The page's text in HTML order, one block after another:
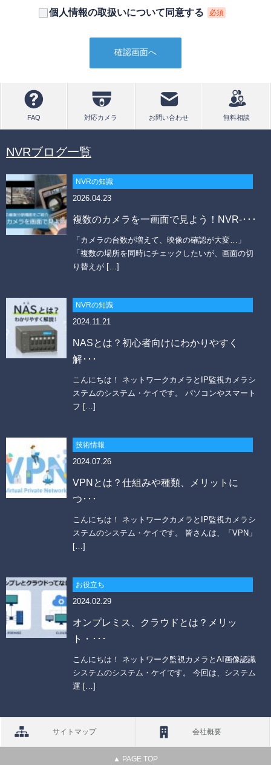
① 本人の同意がある場合
③ 個人情報の保護に関する法律及びJISQ：15001によって認められて
当社は、利用目的の達成に必要な範囲内において個人情報の取扱いを第
三者に委託する場合があります。この場合、法令及び当社の基準に従っ
て委託先を選定し、機密保持契約を締結します。委託先に対しては個人
情報の適切な取扱いを監督指導します。
【個人情報の開示等の請求について】
加、削除」「利用又は提供の拒否」の請求に応じております。
上記事項を請求される場合は、当社「個人情報窓口」までお知らせくだ
さい。
【個人情報提供の任意性及びその結果について】
当社への個人情報の提供については本人の任意です。ただし、提供頂け
ない個人情報の種類によっては、【個人情報の利用目的】に記載した業
務ができない場合があります。
「開示等のご請求」「苦情・お問合せ」「個人情報保護方針」に関する
お問合せは下記の窓口にお願いします。
－個人情報に関するお問合せ先－
〒060-0807 北海道札幌市北区北7条西4丁目1番地2 KDX札幌ビル 7F
株式会社システム・ケイ 「個人情報窓口」
TEL：011-299-4416
個人情報の取扱いについて同意する 必須
NVRブログ一覧
NVRの知識
2026.04.23
複数のカメラを一画面で見よう！NVR-･･･
「カメラの台数が増えて、映像の確認が大変…」
「複数の場所を同時にチェックしたいが、画面の切
り替えが […]
NVRの知識
2024.11.21
NASとは？初心者向けにわかりやすく
解･･･
こんにちは！ ネットワークカメラとIP監視カメラシ
ステムのシステム・ケイです。 パソコンやスマート
フ […]
技術情報
2024.07.26
VPNとは？仕組みや種類、メリットに
つ･･･
こんにちは！ ネットワークカメラとIP監視カメラシ
ステムのシステム・ケイです。 皆さんは、「VPN」
[…]
お役立ち
2024.02.29
オンプレミス、クラウドとは？メリッ
ト・･･･
こんにちは！ ネットワーク監視カメラとAI画像認識
システムのシステム・ケイです。 今回は、システム
運 […]
サイトマップ 会社概要
▲ PAGE TOP